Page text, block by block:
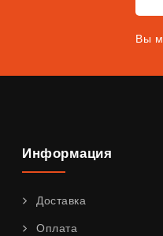
Вы
Информация
Доставка
Оплата